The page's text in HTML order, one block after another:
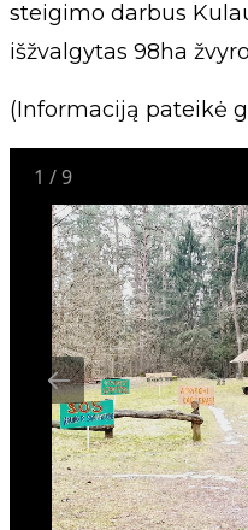
steigimo darbus
išžvalgytas 98ha
(Informaciją pateikė
1 /9